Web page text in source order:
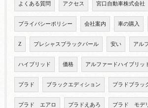
よくある質問 アクセス 宮口自動車株式会社
プライバシーポリシー 会社案内 車の購入
Z プレシャスブラックパール 安い アル
ハイブリッド 価格 アルファードハイブリ
プラド ブラックエディション プラドブラッ
プラド エアロ プラドえあろ プラド モデ